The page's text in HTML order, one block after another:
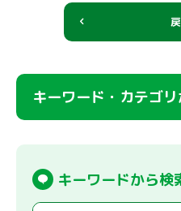
キーワード・カテゴ
キーワードから検